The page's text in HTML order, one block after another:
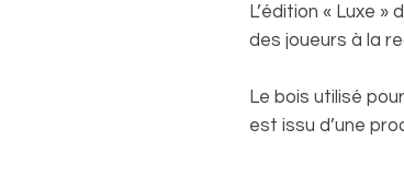
L’édition « Luxe
des joueurs à la
Le bois utilisé
est issu d’une